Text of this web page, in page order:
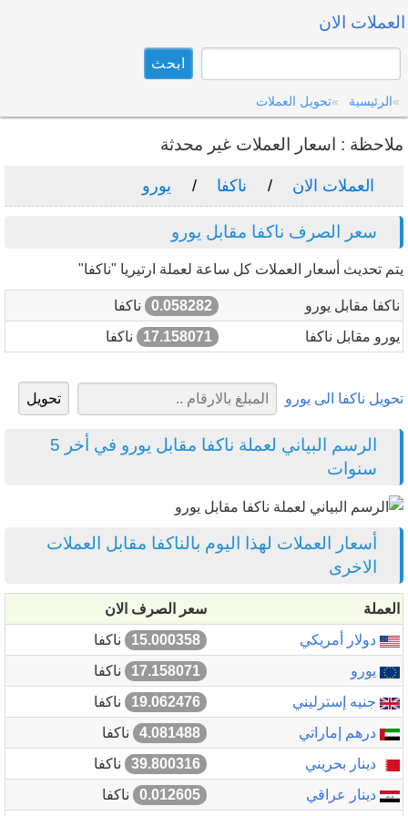
العملات الان
الرئيسية تحويل العملات
ملاحظة : اسعار العملات غير محدثة
العملات الان ناكفا يورو
سعر الصرف ناكفا مقابل يورو
يتم تحديث أسعار العملات كل ساعة لعملة ارتيريا "ناكفا"
ناكفا مقابل يورو 0.058282
ناكفا
يورو مقابل ناكفا
17.158071 ناكفا
تحويل ناكفا الى يورو
الرسم البياني لعملة ناكفا مقابل يورو في أخر 5
سنوات
أسعار العملات لهذا اليوم بالناكفا مقابل العملات
الاخرى
العملة
سعر الصرف الان
دولار أمريكي
15.000358
ناكفا
يورو
17.158071
ناكفا
جنيه إسترليني
19.062476
ناكفا
درهم إماراتي
4.081488
ناكفا
دينار بحريني
39.800316
ناكفا
دينار عراقي
0.012605 ناكفا